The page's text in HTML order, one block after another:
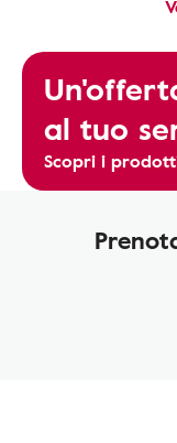
al tuo
Scopri i